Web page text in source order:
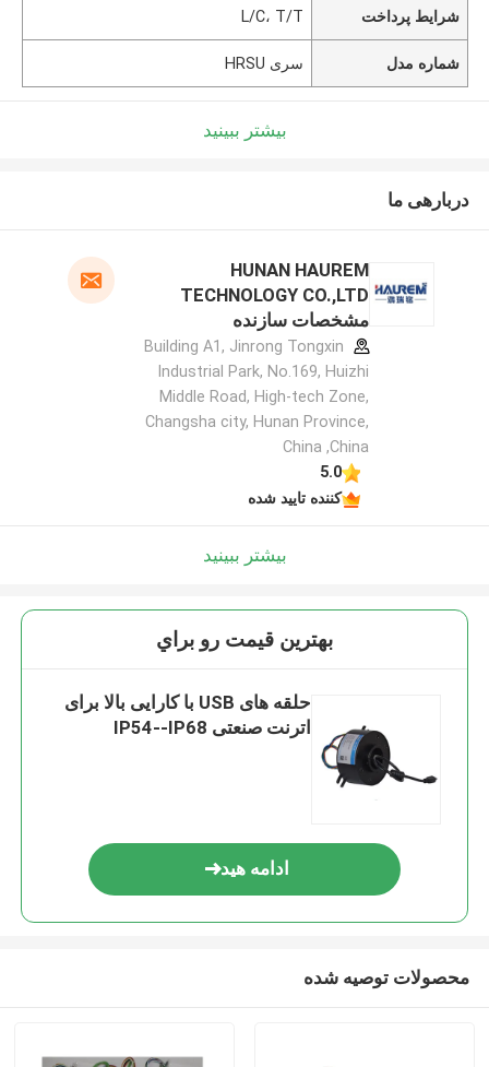
شرایط پرداخت L/C، T/T
شماره مدل سری HRSU
بیشتر ببینید
دربارهی ما
HUNAN HAUREM
TECHNOLOGY CO.,LTD
مشخصات سازنده
Building A1, Jinrong Tongxin
Industrial Park, No.169, Huizhi
Middle Road, High-tech Zone,
Changsha city, Hunan Province,
China ,China
5.0
کننده تایید شده
بیشتر ببینید
بهترين قيمت رو براي
حلقه های USB با کارایی بالا برای
اترنت صنعتی IP54--IP68
ادامه هید
محصولات توصیه شده